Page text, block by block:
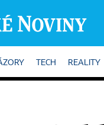
TECH REALITY